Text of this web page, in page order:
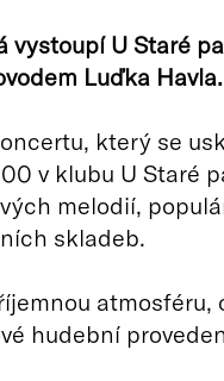
vystoupí U Staré
Luďka Havla.
který se
v klubu U Staré
melodií,
skladeb.
atmosféru,
hudební